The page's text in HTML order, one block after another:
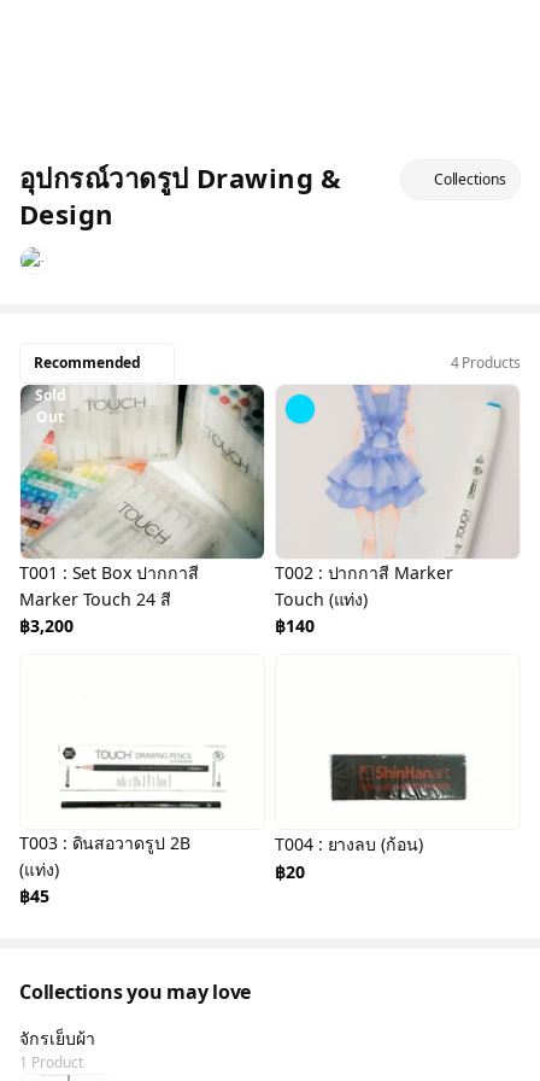
อุปกรณ์วาดรูป Drawing &
Design
Collections
Recommended
4 Products
Sold
Out
T001 : Set Box ปากกาสี
Marker Touch 24 สี
฿3,200
T002 : ปากกาสี Marker
Touch (แท่ง)
฿140
T003 : ดินสอวาดรูป 2B
(แท่ง)
฿45
T004 : ยางลบ (ก้อน)
฿20
Collections you may love
จักรเย็บผ้า
1 Product